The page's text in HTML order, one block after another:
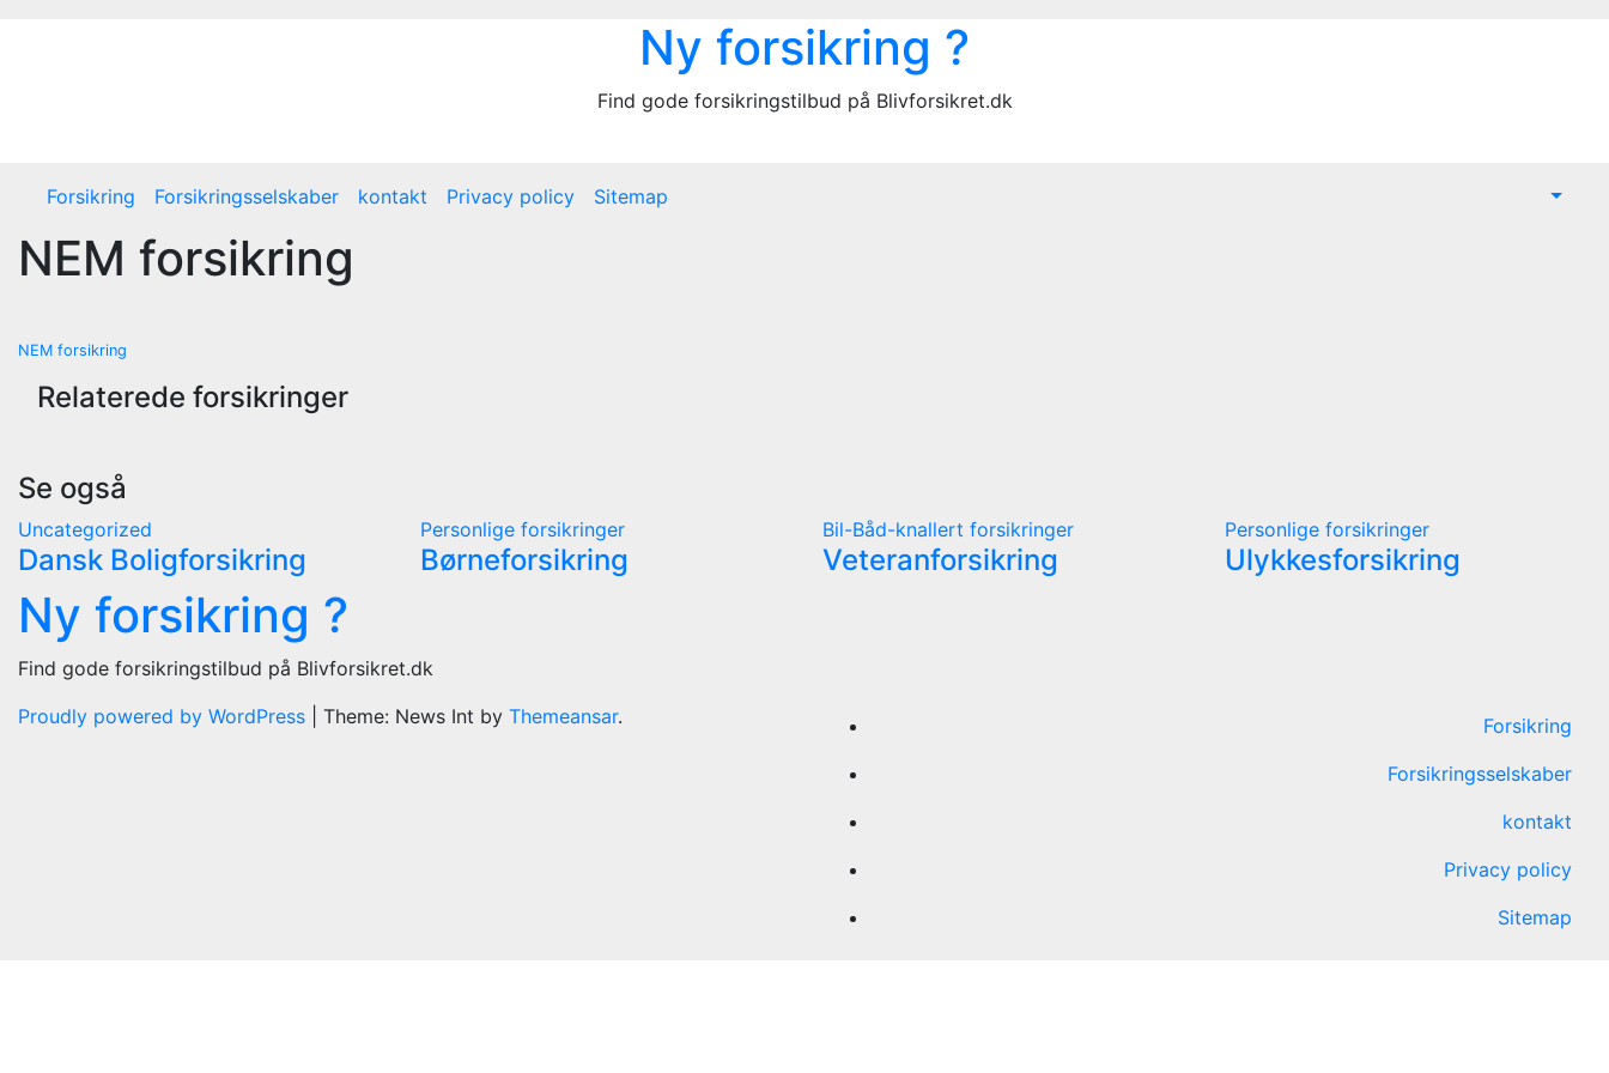
Ny forsikring ?
Find gode forsikringstilbud på Blivforsikret.dk
Forsikring Forsikringsselskaber kontakt Privacy policy Sitemap
NEM forsikring
Indlægsnavigation
NEM forsikring
Relaterede forsikringer
Se også
Uncategorized
Dansk Boligforsikring
Personlige forsikringer
Børneforsikring
Bil-Båd-knallert forsikringer
Veteranforsikring
Personlige forsikringer
Ulykkesforsikring
Ny forsikring ?
Find gode forsikringstilbud på Blivforsikret.dk
Proudly powered by WordPress
Theme: News Int by Themeansar.
Forsikring
Forsikringsselskaber
kontakt
Privacy policy
Sitemap